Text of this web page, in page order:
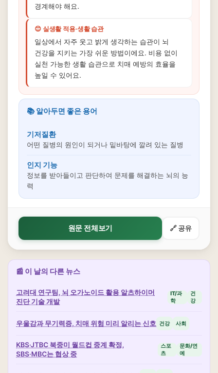
경계해야 해요.
😊 실생활 적용·생활 습관
일상에서 자주 웃고 밝게 생각하는 습관이 뇌
건강을 지키는 가장 쉬운 방법이에요. 비용 없이
실천 가능한 생활 습관으로 치매 예방의 효율을
높일 수 있어요.
📚 알아두면 좋은 용어
기저질환
어떤 질병의 원인이 되거나 밑바탕에 깔려 있는 질병
인지 기능
정보를 받아들이고 판단하여 문제를 해결하는 뇌의 능
력
원문 전체보기 🔗 공유
📰 이 날의 다른 뉴스
고려대 연구팀, 뇌 오가노이드 활용 알츠하이머
진단 기술 개발
IT/과
학
건
강
우울감과 무기력증, 치매 위험 미리 알리는 신호 건강 사회
KBS·JTBC 북중미 월드컵 중계 확정,
SBS·MBC는 협상 중
스포
츠
문화/연
예